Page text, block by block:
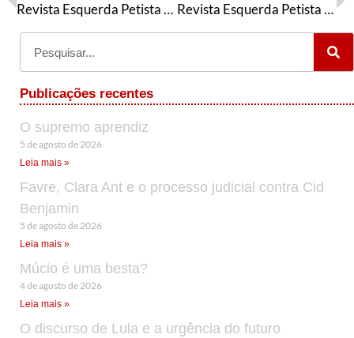
Revista Esquerda Petista n° 3 Revista Esquerda Petista n° 5
Publicações recentes
O supremo aprendiz
5 de agosto de 2026
Leia mais »
Favre, Clara Ant e o processo judicial contra Cid
Benjamin
5 de agosto de 2026
Leia mais »
Múcio é uma besta?
4 de agosto de 2026
Leia mais »
O discurso de Lula e a urgência do futuro